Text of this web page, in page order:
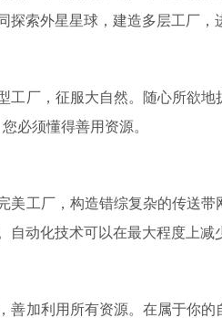
探索外星星球，建造多层工厂，
工厂，征服大自然。随心所欲
必须懂得善用资源。
美工厂，构造错综复杂的传送
自动化技术可以在最大程度上减
善加利用所有资源。在属于你